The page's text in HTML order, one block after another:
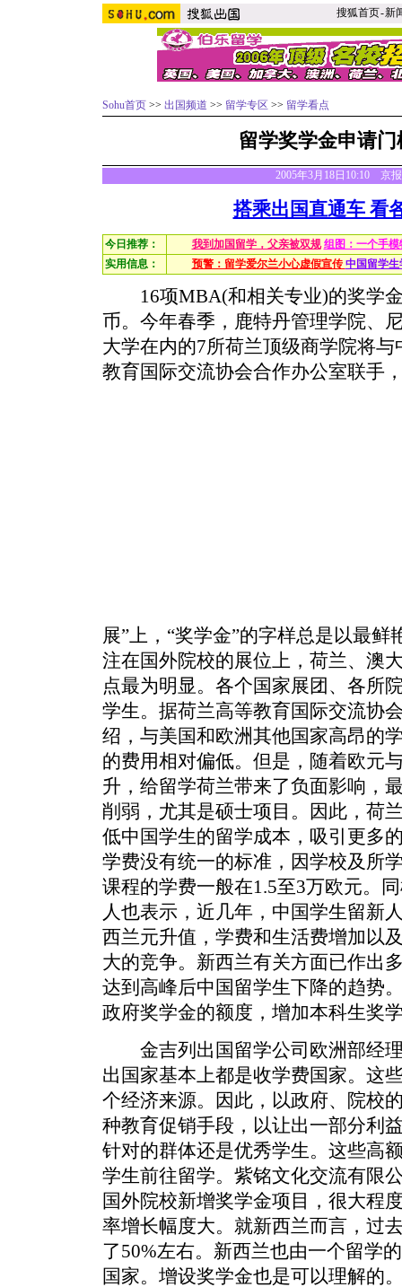
搜狐首页-新
Sohu首页 >> 出国频道 >> 留学专区 >> 留学看点
留学奖学金申请
2005年3月18日10:10 京
搭乘出国直通车 看
今日推荐： 我到加国留学，父亲被双规 组图：一个手
实用信息：
预警：留学爱尔兰小心虚假宣传 中国留学
16项MBA(和相关专业)的奖学金
币。今年春季，鹿特丹管理学院、
大学在内的7所荷兰顶级商学院将
教育国际交流协会合作办公室联手
展”上，“奖学金”的字样总是以最
注在国外院校的展位上，荷兰、澳
点最为明显。各个国家展团、各所
学生。据荷兰高等教育国际交流协
绍，与美国和欧洲其他国家高昂的
的费用相对偏低。但是，随着欧元
升，给留学荷兰带来了负面影响，
削弱，尤其是硕士项目。因此，荷
低中国学生的留学成本，吸引更多
学费没有统一的标准，因学校及所
课程的学费一般在1.5至3万欧元。
人也表示，近几年，中国学生留新
西兰元升值，学费和生活费增加以
大的竞争。新西兰有关方面已作出
达到高峰后中国留学生下降的趋势
政府奖学金的额度，增加本科生奖
金吉列出国留学公司欧洲部经理
出国家基本上都是收学费国家。这
个经济来源。因此，以政府、院校
种教育促销手段，以让出一部分利
针对的群体还是优秀学生。这些高
学生前往留学。紫铭文化交流有限
国外院校新增奖学金项目，很大程
率增长幅度大。就新西兰而言，过
了50%左右。新西兰也由一个留学
国家。增设奖学金也是可以理解的